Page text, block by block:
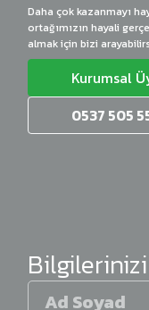
Daha çok kazanmayı
ortağımızın hayali
almak için bizi
Kurumsal
0537 505